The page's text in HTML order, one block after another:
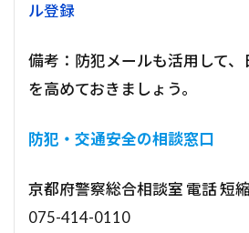
ル登録
備考：防犯メールも活用して
を高めておきましょう。
防犯・交通安全の相談窓口
京都府警察総合相談室 電話 短
075-414-0110